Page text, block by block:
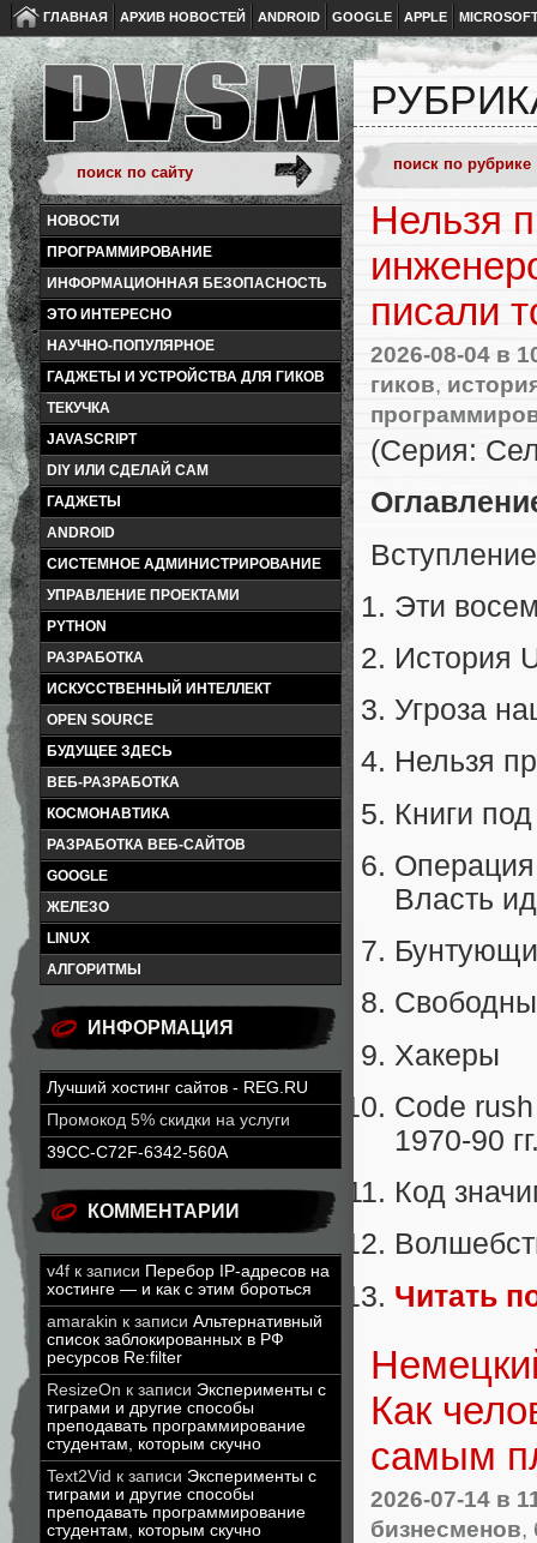
ГЛАВНАЯ АРХИВ НОВОСТЕЙ ANDROID GOOGLE APPLE
НОВОСТИ
ПРОГРАММИРОВАНИЕ
ИНФОРМАЦИОННАЯ БЕЗОПАСНОСТЬ
ЭТО ИНТЕРЕСНО
НАУЧНО-ПОПУЛЯРНОЕ
ГАДЖЕТЫ И УСТРОЙСТВА ДЛЯ ГИКОВ
ТЕКУЧКА
JAVASCRIPT
DIY ИЛИ СДЕЛАЙ САМ
ГАДЖЕТЫ
ANDROID
СИСТЕМНОЕ АДМИНИСТРИРОВАНИЕ
УПРАВЛЕНИЕ ПРОЕКТАМИ
PYTHON
РАЗРАБОТКА
ИСКУССТВЕННЫЙ ИНТЕЛЛЕКТ
OPEN SOURCE
БУДУЩЕЕ ЗДЕСЬ
ВЕБ-РАЗРАБОТКА
КОСМОНАВТИКА
РАЗРАБОТКА ВЕБ-САЙТОВ
GOOGLE
ЖЕЛЕЗО
LINUX
АЛГОРИТМЫ
ИНФОРМАЦИЯ
Лучший хостинг сайтов - REG.RU
Промокод 5% скидки на услуги
39CC-C72F-6342-560A
КОММЕНТАРИИ
v4f к записи Перебор IP-адресов на
хостинге — и как с этим бороться
amarakin к записи Альтернативный
список заблокированных в РФ
ресурсов Re:filter
ResizeOn к записи Эксперименты с
тиграми и другие способы
преподавать программирование
студентам, которым скучно
Text2Vid к записи Эксперименты с
тиграми и другие способы
преподавать программирование
студентам, которым скучно
Нельзя
писали
2026-08-04 в
гиков,
(Серия:
Вступление
Эти
История
Угроза
Нельзя
Книги
Власть
Хакеры
Code
1970-90
Код
Читать
Как
самым
2026-07-14 в
бизнесменов,